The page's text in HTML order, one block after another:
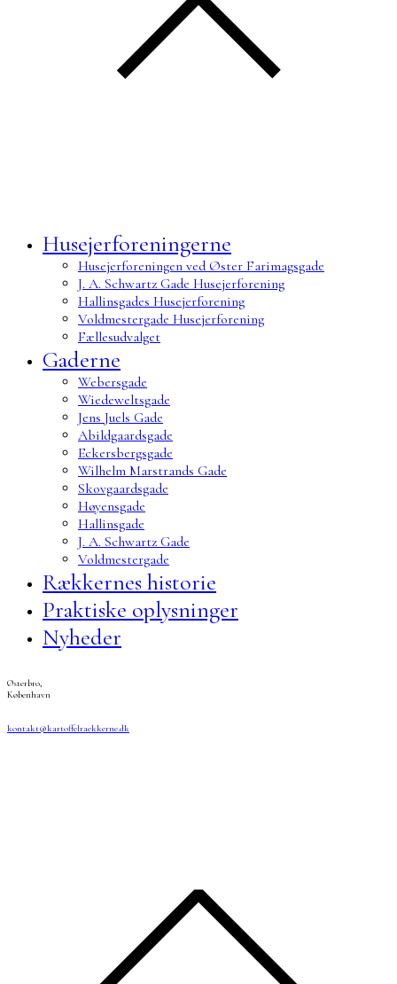
Husejerforeningerne
Husejerforeningen ved Øster Farimagsgade
J. A. Schwartz Gade Husejerforening
Hallinsgades Husejerforening
Voldmestergade Husejerforening
Fællesudvalget
Gaderne
Webersgade
Wiedeweltsgade
Jens Juels Gade
Abildgaardsgade
Eckersbergsgade
Wilhelm Marstrands Gade
Skovgaardsgade
Høyensgade
Hallinsgade
J. A. Schwartz Gade
Voldmestergade
Rækkernes historie
Praktiske oplysninger
Nyheder
Østerbro,
København
kontakt@kartoffelraekkerne.dk